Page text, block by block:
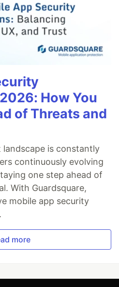
How You
of Threats and
is constantly
continuously evolving
one step ahead of
With Guardsquare,
mobile app security
more